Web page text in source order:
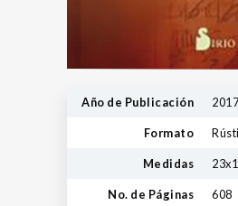
Año de Publicación 2017
Formato
Medidas
No. de Páginas 608